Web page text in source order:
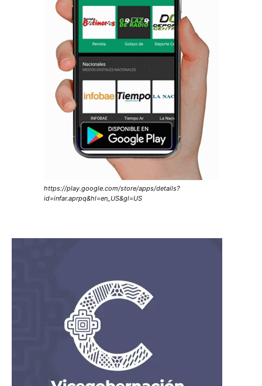
https://play.google.com/store/apps/details?
id=infar.aprpq&hl=en_US&gl=US